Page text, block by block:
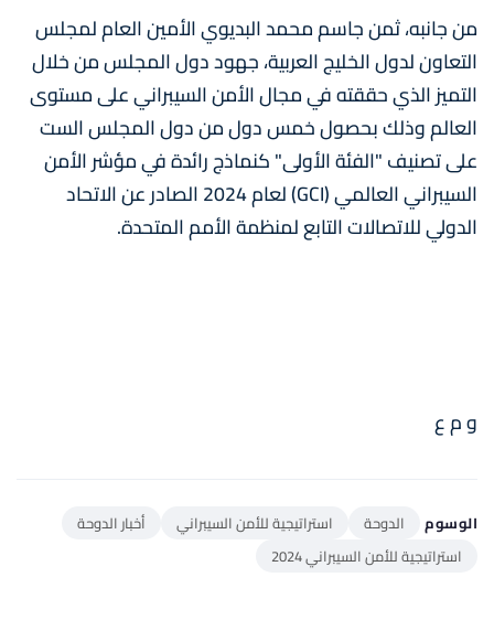
من جانبه، ثمن جاسم محمد البديوي الأمين العام لمجلس
التعاون لدول الخليج العربية، جهود دول المجلس من خلال
التميز الذي حققته في مجال الأمن السيبراني على مستوى
العالم وذلك بحصول خمس دول من دول المجلس الست
على تصنيف "الفئة الأولى" كنماذج رائدة في مؤشر الأمن
السيبراني العالمي (GCI) لعام 2024 الصادر عن الاتحاد
الدولي للاتصالات التابع لمنظمة الأمم المتحدة.
و م ع
الوسوم الدوحة استراتيجية للأمن السيبراني
أخبار الدوحة
استراتيجية للأمن السيبراني 2024